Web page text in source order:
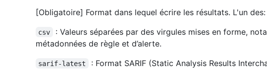
[Obligatoire] Format dans lequel écrire les résultats. L'un des:
csv
: Valeurs séparées par des virgules mises en forme,
métadonnées de règle et d’alerte.
sarif-latest
: Format SARIF (Static Analysis Results